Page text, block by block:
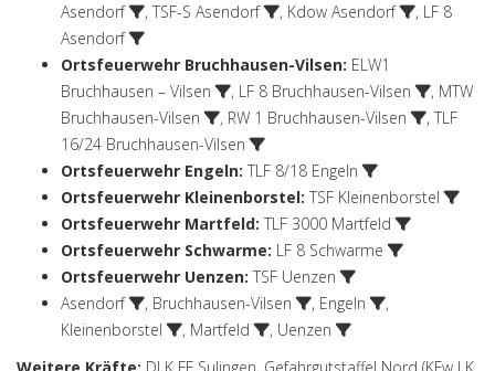
Asendorf
, TSF-S Asendorf , Kdow Asendorf , LF 8
Asendorf
Ortsfeuerwehr Bruchhausen-Vilsen: ELW1
Bruchhausen – Vilsen
, LF 8 Bruchhausen-Vilsen , MTW
Bruchhausen-Vilsen
, RW 1 Bruchhausen-Vilsen , TLF
16/24 Bruchhausen-Vilsen
Ortsfeuerwehr Engeln: TLF 8/18 Engeln
Ortsfeuerwehr Kleinenborstel: TSF Kleinenborstel
Ortsfeuerwehr Martfeld: TLF 3000 Martfeld
Ortsfeuerwehr Schwarme: LF 8 Schwarme
Ortsfeuerwehr Uenzen: TSF Uenzen
Asendorf
, Bruchhausen-Vilsen , Engeln
,
Kleinenborstel
, Martfeld , Uenzen